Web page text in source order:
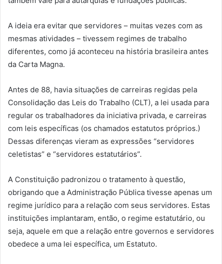
A ideia era evitar que servidores – muitas vezes com as
mesmas atividades – tivessem regimes de trabalho
diferentes, como já aconteceu na história brasileira antes
da Carta Magna.
Antes de 88, havia situações de carreiras regidas pela
Consolidação das Leis do Trabalho (CLT), a lei usada para
regular os trabalhadores da iniciativa privada, e carreiras
com leis específicas (os chamados estatutos próprios.)
Dessas diferenças vieram as expressões “servidores
celetistas” e “servidores estatutários”.
A Constituição padronizou o tratamento à questão,
obrigando que a Administração Pública tivesse apenas um
regime jurídico para a relação com seus servidores. Estas
instituições implantaram, então, o regime estatutário, ou
seja, aquele em que a relação entre governos e servidores
obedece a uma lei específica, um Estatuto.